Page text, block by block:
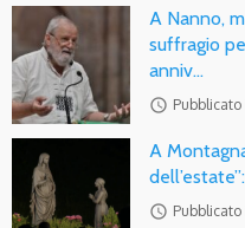
A Nanno,
suffragio
anniv…
access_time Pubblicato
A
access_time Pubblicato